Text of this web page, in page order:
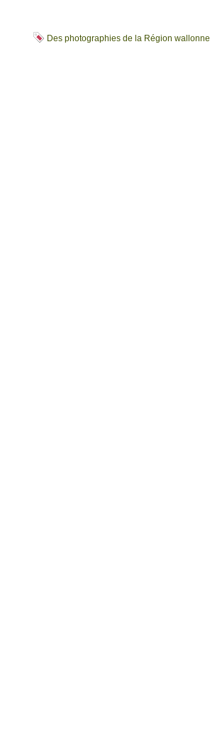
Des photographies de la Région wallonne